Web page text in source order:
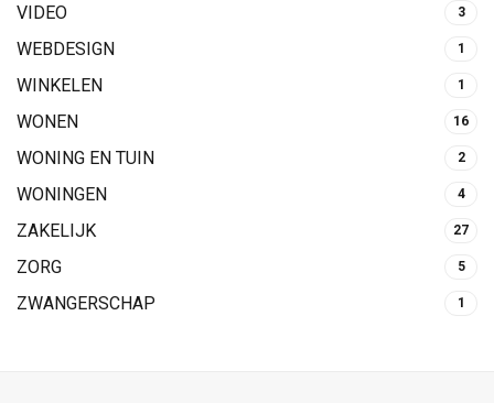
VIDEO 3
WEBDESIGN 1
WINKELEN 1
WONEN 16
WONING EN TUIN 2
WONINGEN 4
ZAKELIJK 27
ZORG 5
ZWANGERSCHAP 1